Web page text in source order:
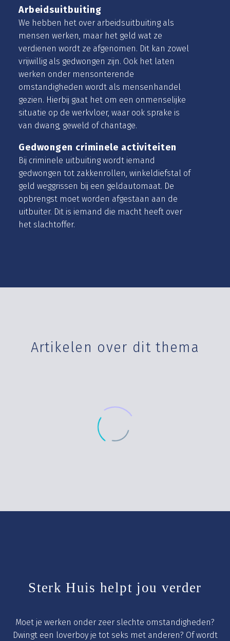
Arbeidsuitbuiting
We hebben het over arbeidsuitbuiting als
mensen werken, maar het geld wat ze
verdienen wordt ze afgenomen. Dit kan zowel
vrijwillig als gedwongen zijn. Ook het laten
werken onder mensonterende
omstandigheden wordt als mensenhandel
gezien. Hierbij gaat het om een onmenselijke
situatie op de werkvloer, waar ook sprake is
van dwang, geweld of chantage.
Gedwongen criminele activiteiten
Bij criminele uitbuiting wordt iemand
gedwongen tot zakkenrollen, winkeldiefstal of
geld weggrissen bij een geldautomaat. De
opbrengst moet worden afgestaan aan de
uitbuiter. Dit is iemand die macht heeft over
het slachtoffer.
Artikelen over dit thema
Sterk Huis helpt jou verder
Moet je werken onder zeer slechte omstandigheden?
Dwingt een loverboy je tot seks met anderen? Of wordt